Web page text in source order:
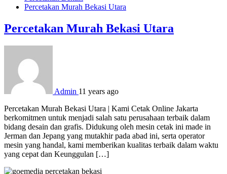
Percetakan Murah Bekasi Utara
Percetakan Murah Bekasi Utara
Admin 11 years ago
Percetakan Murah Bekasi Utara | Kami Cetak Online Jakarta
berkomitmen untuk menjadi salah satu perusahaan terbaik dalam
bidang desain dan grafis. Didukung oleh mesin cetak ini made in
Jerman dan Jepang yang mutakhir pada abad ini, serta operator
mesin yang handal, kami memberikan kualitas terbaik dalam waktu
yang cepat dan Keunggulan […]